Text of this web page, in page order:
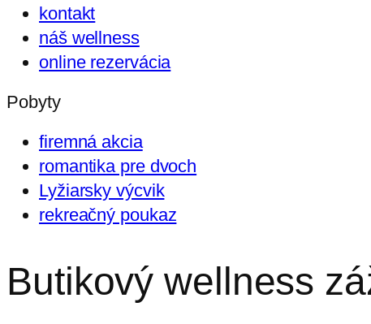
kontakt
náš wellness
online rezervácia
Pobyty
firemná akcia
romantika pre dvoch
Lyžiarsky výcvik
rekreačný poukaz
Butikový wellness